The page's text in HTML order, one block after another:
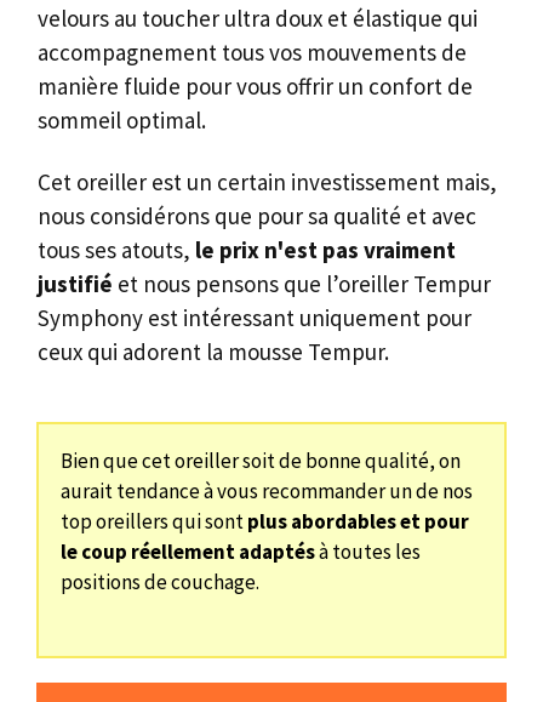
velours au toucher ultra doux et élastique qui
accompagnement tous vos mouvements de
manière fluide pour vous offrir un confort de
sommeil optimal.
Cet oreiller est un certain investissement mais,
nous considérons que pour sa qualité et avec
tous ses atouts, le prix n'est pas vraiment
justifié et nous pensons que l’oreiller Tempur
Symphony est intéressant uniquement pour
ceux qui adorent la mousse Tempur.
Bien que cet oreiller soit de bonne qualité, on
aurait tendance à vous recommander un de nos
top oreillers qui sontplus abordables et pour
le coup réellement adaptésà toutes les
positions de couchage.